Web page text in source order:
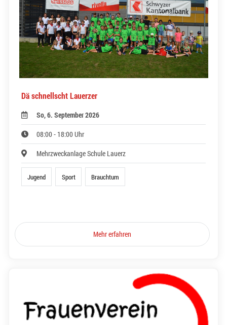
Dä schnellscht Lauerzer
So, 6. September 2026
08:00 - 18:00 Uhr
Mehrzweckanlage Schule Lauerz
Jugend Sport Brauchtum
Mehr erfahren